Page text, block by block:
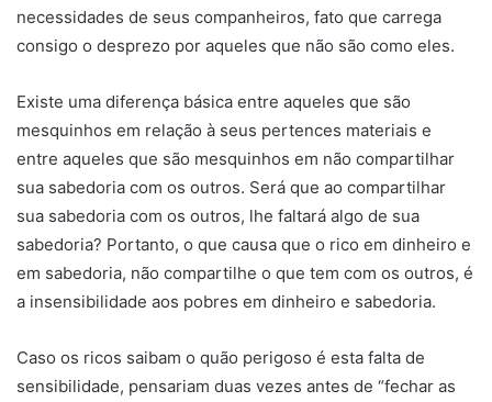
necessidades de seus companheiros, fato que carrega
consigo o desprezo por aqueles que não são como eles.
Existe uma diferença básica entre aqueles que são
mesquinhos em relação à seus pertences materiais e
entre aqueles que são mesquinhos em não compartilhar
sua sabedoria com os outros. Será que ao compartilhar
sua sabedoria com os outros, lhe faltará algo de sua
sabedoria? Portanto, o que causa que o rico em dinheiro e
em sabedoria, não compartilhe o que tem com os outros, é
a insensibilidade aos pobres em dinheiro e sabedoria.
Caso os ricos saibam o quão perigoso é esta falta de
sensibilidade, pensariam duas vezes antes de “fechar as